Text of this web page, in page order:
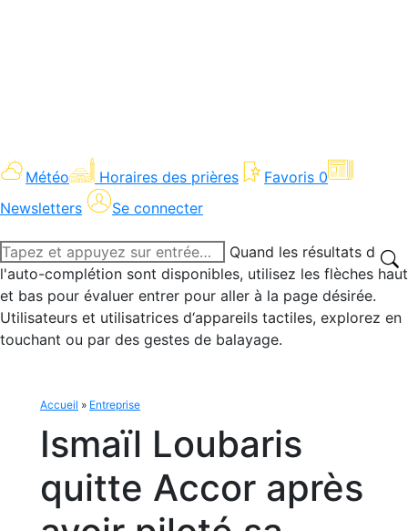
Météo Horaires des prières Favoris 0
Newsletters
Se connecter
Recherche
:
Quand les résultats de
l'auto-complétion sont disponibles, utilisez les flèches haut
et bas pour évaluer entrer pour aller à la page désirée.
Utilisateurs et utilisatrices d‘appareils tactiles, explorez en
touchant ou par des gestes de balayage.
Accueil » Entreprise
Ismaïl Loubaris
quitte Accor après